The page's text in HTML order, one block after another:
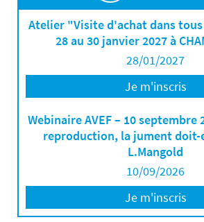
Atelier "Visite d'achat dans
28 au 30 janvier 2027 à
28/01/2027
Je m'inscris
Webinaire AVEF – 10 septembre
reproduction, la jument doit-
L.Mangold
10/09/2026
Je m'inscris